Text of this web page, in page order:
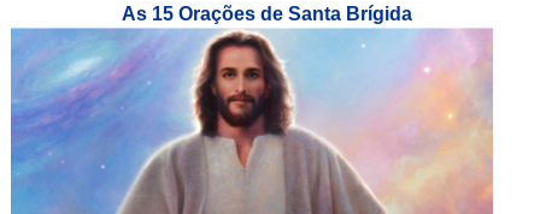
As 15 Orações de Santa Brígida